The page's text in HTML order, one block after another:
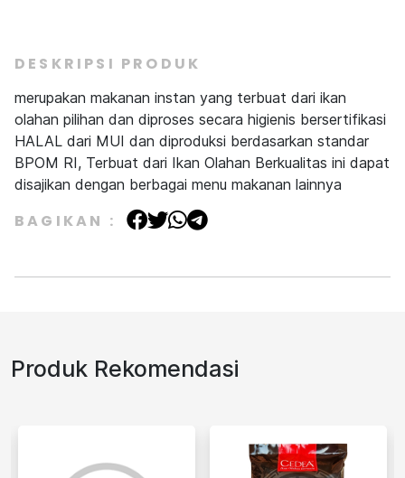
DESKRIPSI PRODUK
merupakan makanan instan yang terbuat dari ikan
olahan pilihan dan diproses secara higienis bersertifikasi
HALAL dari MUI dan diproduksi berdasarkan standar
BPOM RI, Terbuat dari Ikan Olahan Berkualitas ini dapat
disajikan dengan berbagai menu makanan lainnya
BAGIKAN :
Produk Rekomendasi